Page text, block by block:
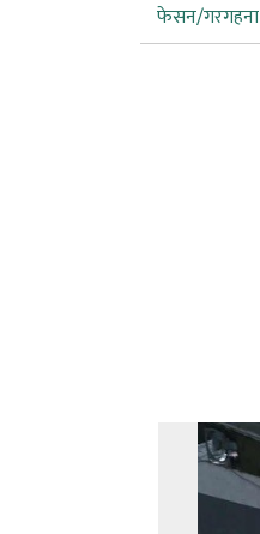
फेसन/गरगहना